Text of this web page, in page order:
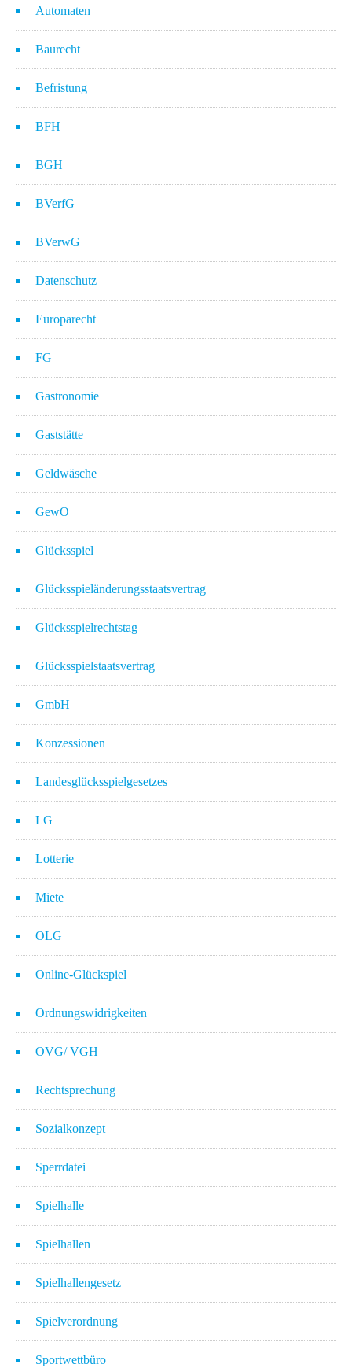
Automaten
Baurecht
Befristung
BFH
BGH
BVerfG
BVerwG
Datenschutz
Europarecht
FG
Gastronomie
Gaststätte
Geldwäsche
GewO
Glücksspiel
Glücksspieländerungsstaatsvertrag
Glücksspielrechtstag
Glücksspielstaatsvertrag
GmbH
Konzessionen
Landesglücksspielgesetzes
LG
Lotterie
Miete
OLG
Online-Glückspiel
Ordnungswidrigkeiten
OVG/ VGH
Rechtsprechung
Sozialkonzept
Sperrdatei
Spielhalle
Spielhallen
Spielhallengesetz
Spielverordnung
Sportwettbüro